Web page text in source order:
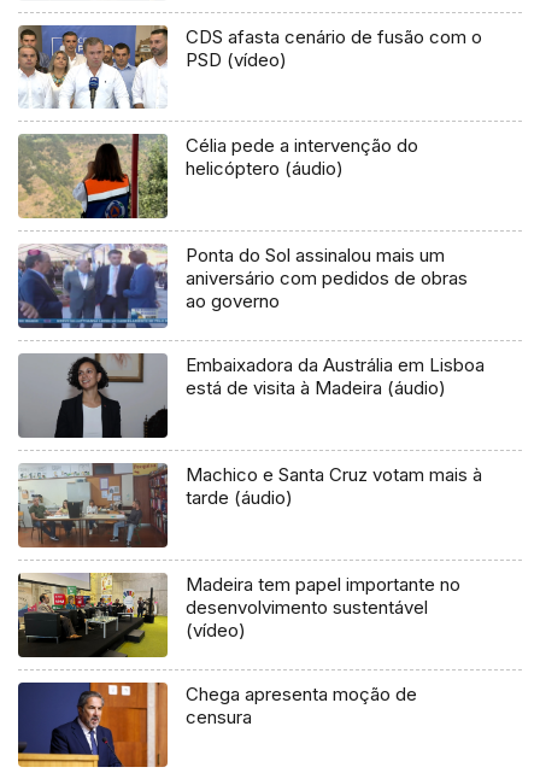
CDS afasta cenário de fusão com o
PSD (vídeo)
Célia pede a intervenção do
helicóptero (áudio)
Ponta do Sol assinalou mais um
aniversário com pedidos de obras
ao governo
Embaixadora da Austrália em Lisboa
está de visita à Madeira (áudio)
Machico e Santa Cruz votam mais à
tarde (áudio)
Madeira tem papel importante no
desenvolvimento sustentável
(vídeo)
Chega apresenta moção de
censura